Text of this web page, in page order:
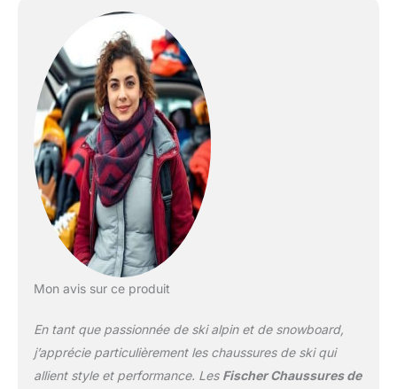
orteils haute pour
beaucoup d'espace |
Somatec | Châssis
Power | Entrée flottante |
Velcro 35 mm Chausson
intérieur et boucles :
Active Fit Zones Liner –
RC One | Languette 100
% sans couture |
Thermoshape | 4
boucles RC ONE
confort et son aspect
poids léger, à son
enfilage facile et à sa
Mon avis sur ce produit
En tant que passionnée de ski alpin et de snowboard,
j’apprécie particulièrement les chaussures de ski qui
allient style et performance. Les Fischer Chaussures de